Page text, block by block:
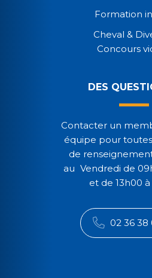
Formation
Cheval &
Concours
DES
Contacter un
équipe pour
de
au Vendredi de
et de 13h00 à
02 36 38